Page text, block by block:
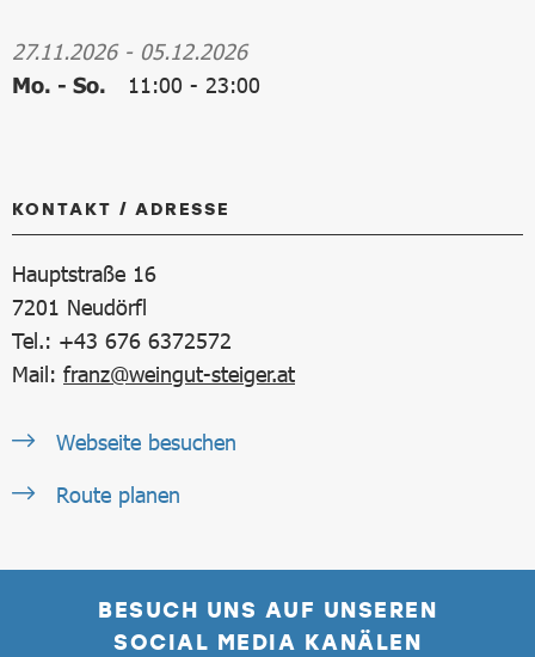
27.11.2026- 05.12.2026
Mo. - So.
11:00 - 23:00
KONTAKT / ADRESSE
Hauptstraße 16
7201 Neudörfl
Tel.: +43 676 6372572
Mail: franz@weingut-steiger.at
Webseite besuchen
Route planen
BESUCH UNS AUF UNSEREN
SOCIAL MEDIA KANÄLEN